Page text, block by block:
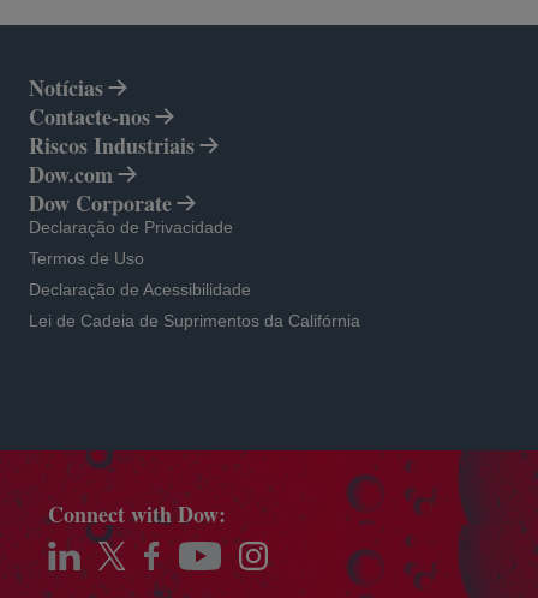
Notícias
Contacte-nos
Riscos Industriais
Dow.com
opens in a new tab
Dow Corporate
opens in a new tab
Declaração de Privacidade
opens in a new tab
Termos de Uso
opens in a new tab
Declaração de Acessibilidade
opens in a new tab
Lei de Cadeia de Suprimentos da Califórnia
opens in a new tab
Connect with Dow:
opens in a new tab
opens in a new tab
opens in a new tab
opens in a new tabopens in a new tab